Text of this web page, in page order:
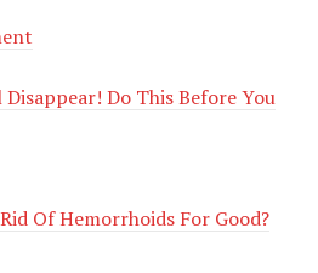
Do This Before You
Of Hemorrhoids For Good?